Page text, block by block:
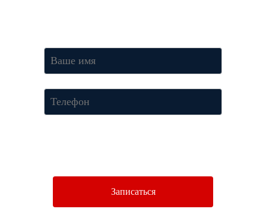
Записаться